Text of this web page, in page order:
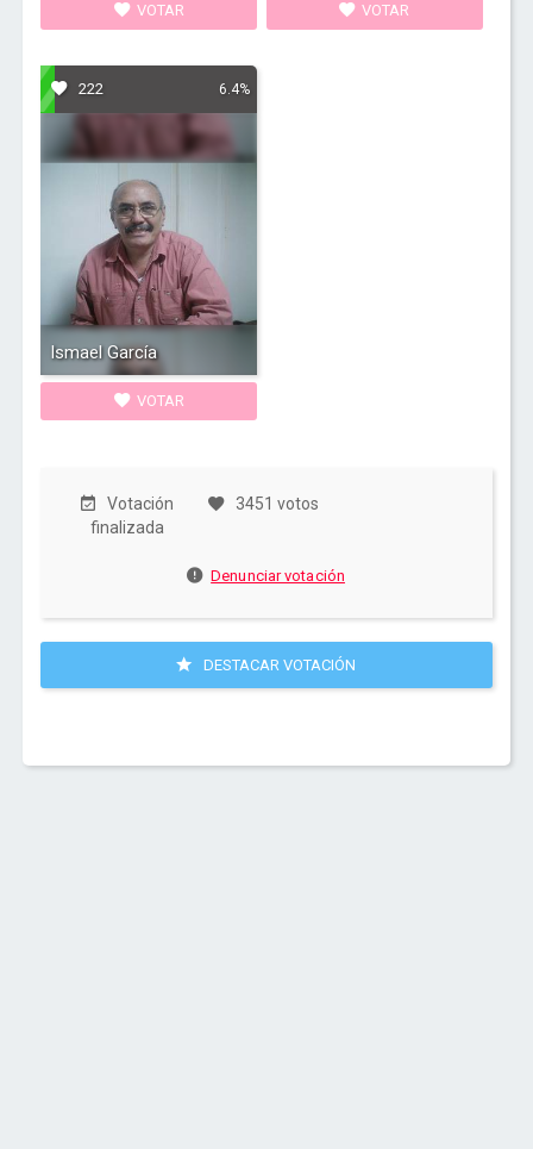
VOTAR VOTAR
222 6.4%
Ismael García
VOTAR
Votación
finalizada
3451 votos
Denunciar votación
DESTACAR VOTACIÓN